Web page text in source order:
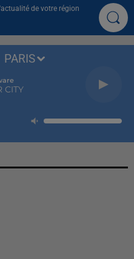
de votre région
CITY
PARIS